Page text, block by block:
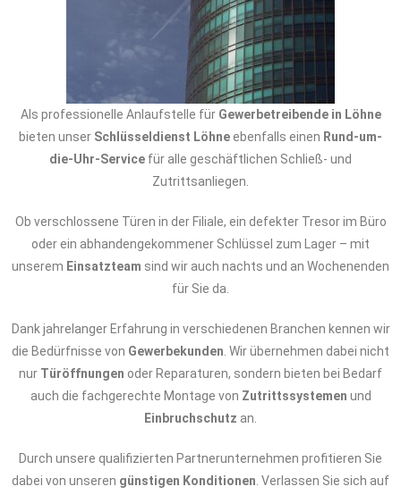
Als professionelle Anlaufstelle für Gewerbetreibende in Löhne
bieten unser Schlüsseldienst Löhneebenfalls einen Rund-um-
die-Uhr-Service für alle geschäftlichen Schließ- und
Zutrittsanliegen.
Ob verschlossene Türen in der Filiale, ein defekter Tresor im Büro
oder ein abhandengekommener Schlüssel zum Lager – mit
unserem Einsatzteam sind wir auch nachts und an Wochenenden
für Sie da.
Dank jahrelanger Erfahrung in verschiedenen Branchen kennen wir
die Bedürfnisse von Gewerbekunden . Wir übernehmen dabei nicht
nur Türöffnungen oder Reparaturen, sondern bieten bei Bedarf
auch die fachgerechte Montage von Zutrittssystemen und
Einbruchschutz an.
Durch unsere qualifizierten Partnerunternehmen profitieren Sie
dabei von unseren günstigen Konditionen . Verlassen Sie sich auf